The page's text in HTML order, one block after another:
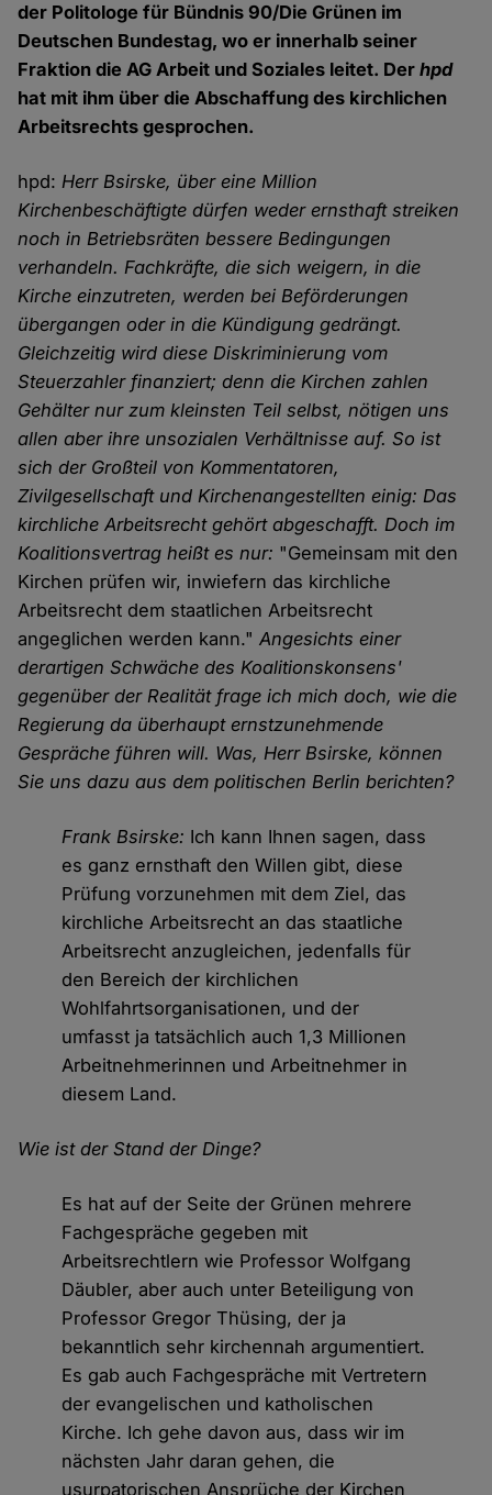
der Politologe für Bündnis 90/Die Grünen im
Deutschen Bundestag, wo er innerhalb seiner
Fraktion die AG Arbeit und Soziales leitet. Derhpd
hat mit ihm über die Abschaffung des kirchlichen
Arbeitsrechts gesprochen.
hpd:Herr Bsirske, über eine Million
Kirchenbeschäftigte dürfen weder ernsthaft streiken
noch in Betriebsräten bessere Bedingungen
verhandeln. Fachkräfte, die sich weigern, in die
Kirche einzutreten, werden bei Beförderungen
übergangen oder in die Kündigung gedrängt.
Gleichzeitig wird diese Diskriminierung vom
Steuerzahler finanziert; denn die Kirchen zahlen
Gehälter nur zum kleinsten Teil selbst, nötigen uns
allen aber ihre unsozialen Verhältnisse auf. So ist
sich der Großteil von Kommentatoren,
Zivilgesellschaft und Kirchenangestellten einig: Das
kirchliche Arbeitsrecht gehört abgeschafft. Doch im
Koalitionsvertrag heißt es nur: "Gemeinsam mit den
Kirchen prüfen wir, inwiefern das kirchliche
Arbeitsrecht dem staatlichen Arbeitsrecht
angeglichen werden kann."Angesichts einer
derartigen Schwäche des Koalitionskonsens'
gegenüber der Realität frage ich mich doch, wie die
Regierung da überhaupt ernstzunehmende
Gespräche führen will. Was, Herr Bsirske, können
Sie uns dazu aus dem politischen Berlin berichten?
Frank Bsirske: Ich kann Ihnen sagen, dass
es ganz ernsthaft den Willen gibt, diese
Prüfung vorzunehmen mit dem Ziel, das
kirchliche Arbeitsrecht an das staatliche
Arbeitsrecht anzugleichen, jedenfalls für
den Bereich der kirchlichen
Wohlfahrtsorganisationen, und der
umfasst ja tatsächlich auch 1,3 Millionen
Arbeitnehmerinnen und Arbeitnehmer in
diesem Land.
Wie ist der Stand der Dinge?
Es hat auf der Seite der Grünen mehrere
Fachgespräche gegeben mit
Arbeitsrechtlern wie Professor Wolfgang
Däubler, aber auch unter Beteiligung von
Professor Gregor Thüsing, der ja
bekanntlich sehr kirchennah argumentiert.
Es gab auch Fachgespräche mit Vertretern
der evangelischen und katholischen
Kirche. Ich gehe davon aus, dass wir im
nächsten Jahr daran gehen, die
usurpatorischen Ansprüche der Kirchen